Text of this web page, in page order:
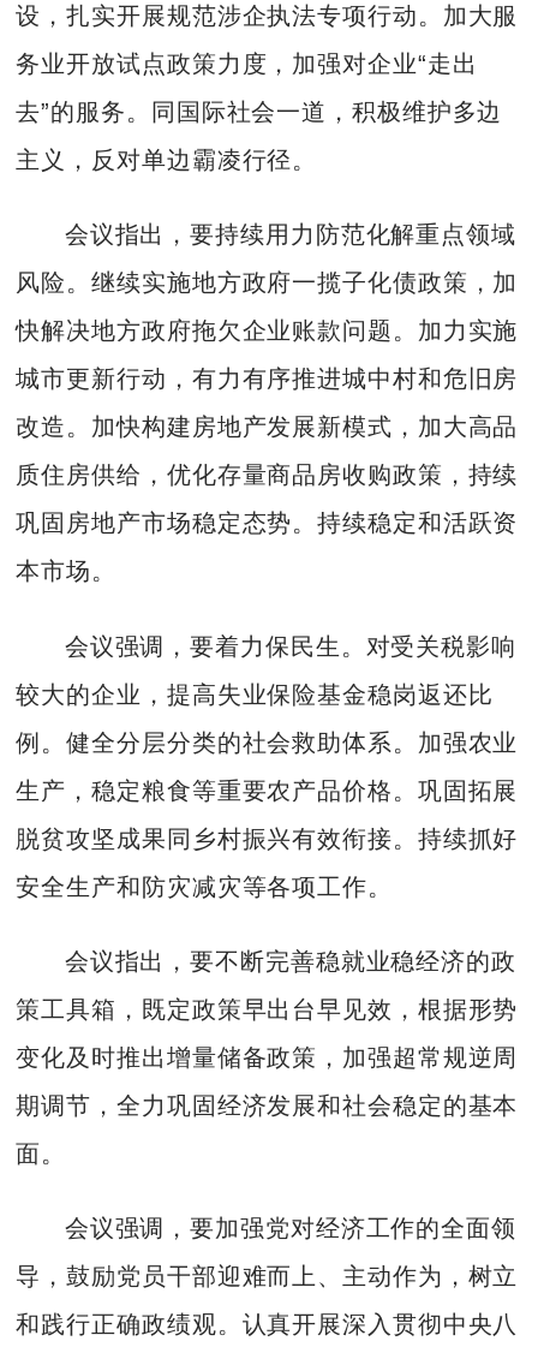
设，扎实开展规范涉企执法专项行动。加大服
务业开放试点政策力度，加强对企业“走出
去”的服务。同国际社会一道，积极维护多边
主义，反对单边霸凌行径。
会议指出，要持续用力防范化解重点领域
风险。继续实施地方政府一揽子化债政策，加
快解决地方政府拖欠企业账款问题。加力实施
城市更新行动，有力有序推进城中村和危旧房
改造。加快构建房地产发展新模式，加大高品
质住房供给，优化存量商品房收购政策，持续
巩固房地产市场稳定态势。持续稳定和活跃资
本市场。
会议强调，要着力保民生。对受关税影响
较大的企业，提高失业保险基金稳岗返还比
例。健全分层分类的社会救助体系。加强农业
生产，稳定粮食等重要农产品价格。巩固拓展
脱贫攻坚成果同乡村振兴有效衔接。持续抓好
安全生产和防灾减灾等各项工作。
会议指出，要不断完善稳就业稳经济的政
策工具箱，既定政策早出台早见效，根据形势
变化及时推出增量储备政策，加强超常规逆周
期调节，全力巩固经济发展和社会稳定的基本
面。
会议强调，要加强党对经济工作的全面领
导，鼓励党员干部迎难而上、主动作为，树立
和践行正确政绩观。认真开展深入贯彻中央八